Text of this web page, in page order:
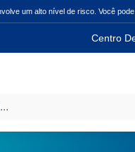
um alto nível de risco. Você
Centro